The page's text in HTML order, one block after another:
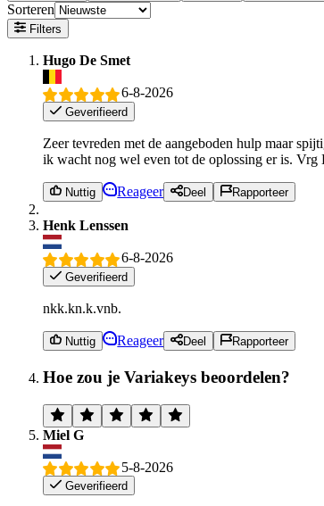
Sorteren
Filters
Hugo De Smet
6-8-2026
Geverifieerd
Zeer tevreden met de aangeboden hulp maar
ik wacht nog wel even tot de oplossing er is. Vrg
Nuttig Reageer Deel Rapporteer
Henk Lenssen
6-8-2026
Geverifieerd
nkk.kn.k.vnb.
Nuttig Reageer Deel Rapporteer
Hoe zou je Variakeys beoordelen?
Miel G
5-8-2026
Geverifieerd